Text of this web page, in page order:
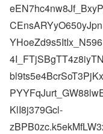
KlI8j379Gcl-